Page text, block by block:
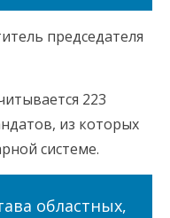
председателя
223
из которых
системе.
областных,